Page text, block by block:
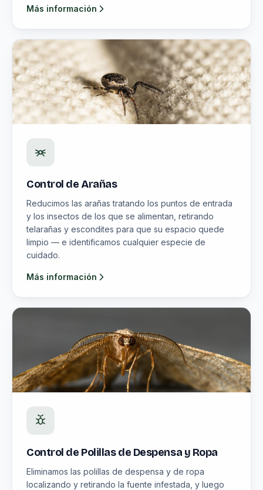
Más información
Control de Arañas
Reducimos las arañas tratando los puntos de entrada
y los insectos de los que se alimentan, retirando
telarañas y escondites para que su espacio quede
limpio — e identificamos cualquier especie de
cuidado.
Más información
Control de Polillas de Despensa y Ropa
Eliminamos las polillas de despensa y de ropa
localizando y retirando la fuente infestada, y luego